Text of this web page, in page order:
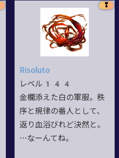
❢
Risoluto
レベル144
金欄添えた白の軍服。秩
序と規律の番人として、
返り血浴びれど決然と。
…なーんてね。